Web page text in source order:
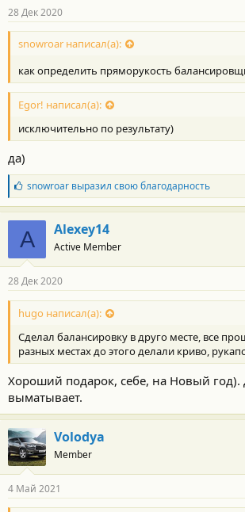
о
с
т
:
28 Дек 2020
snowroar написал(а):
как определить пряморукость
Egor! написал(а):
исключительно по результату)
да)
Б
л
а
г
о
д
а
н
о
с
и
:
snowroarвыразил свою благодарность
A Alexey14
Active Member
28 Дек 2020
hugo написал(а):
Сделал балансировку в друго месте, все
разных местах до этого делали криво,
Хороший подарок, себе, на Новый год).
выматывает.
Volodya
Member
4 Май 2021